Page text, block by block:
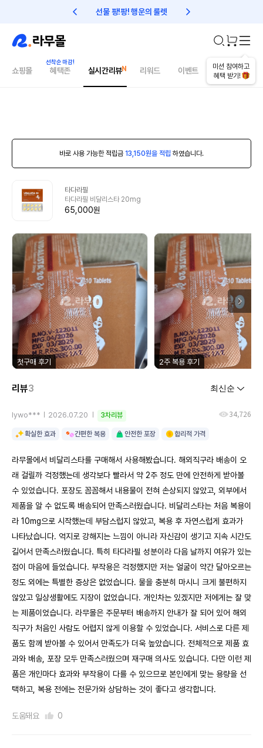
선물 팡!팡! 행운의 룰렛 친구초대 1만원 리워드!
미션 참여하고
혜택 받기!
쇼핑몰 혜택존 실시간리뷰 리워드 이벤트 건강매거진
바로 사용 가능한 적립금 13,150원을 적립 하였습니다.
타다라필
타다라필 비달리스타 20mg
65,000원
첫구매 후기 2주 복용 후기
리뷰3
lywo*** 2026.07.20 3차리뷰 34,726
확실한 효과 간편한 복용 안전한 포장 합리적 가격
라무몰에서 비달리스타를 구매해서 사용해봤습니다. 해외직구라 배송이 오
래 걸릴까 걱정했는데 생각보다 빨라서 약 2주 정도 만에 안전하게 받아볼
수 있었습니다. 포장도 꼼꼼해서 내용물이 전혀 손상되지 않았고, 외부에서
제품을 알 수 없도록 배송되어 만족스러웠습니다. 비달리스타는 처음 복용이
라 10mg으로 시작했는데 부담스럽지 않았고, 복용 후 자연스럽게 효과가
나타났습니다. 억지로 강해지는 느낌이 아니라 자신감이 생기고 지속 시간도
길어서 만족스러웠습니다. 특히 타다라필 성분이라 다음 날까지 여유가 있는
점이 마음에 들었습니다. 부작용은 걱정했지만 저는 얼굴이 약간 달아오르는
정도 외에는 특별한 증상은 없었습니다. 물을 충분히 마시니 크게 불편하지
않았고 일상생활에도 지장이 없었습니다. 개인차는 있겠지만 저에게는 잘 맞
는 제품이었습니다. 라무몰은 주문부터 배송까지 안내가 잘 되어 있어 해외
직구가 처음인 사람도 어렵지 않게 이용할 수 있었습니다. 서비스로 다른 제
품도 함께 받아볼 수 있어서 만족도가 더욱 높았습니다. 전체적으로 제품 효
과와 배송, 포장 모두 만족스러웠으며 재구매 의사도 있습니다. 다만 이런 제
품은 개인마다 효과와 부작용이 다를 수 있으므로 본인에게 맞는 용량을 선
택하고, 복용 전에는 전문가와 상담하는 것이 좋다고 생각합니다.
도움돼요 0